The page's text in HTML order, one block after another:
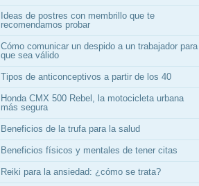
Ideas de postres con membrillo que te
recomendamos probar
Cómo comunicar un despido a un trabajador para
que sea válido
Tipos de anticonceptivos a partir de los 40
Honda CMX 500 Rebel, la motocicleta urbana
más segura
Beneficios de la trufa para la salud
Beneficios físicos y mentales de tener citas
Reiki para la ansiedad: ¿cómo se trata?